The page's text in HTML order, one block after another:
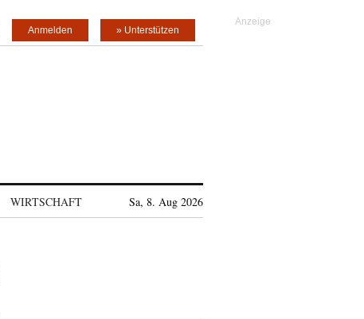
» Unterstützen
Anmelden
WIRTSCHAFT Sa, 8. Aug 2026